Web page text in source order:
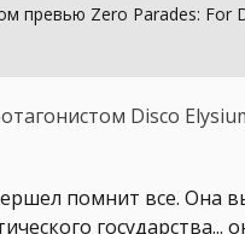
превью Zero Parades: For
Disco
помнит все. Она
государства...